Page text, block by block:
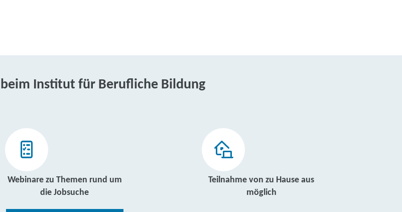
Institut für Berufliche Bildung
Webinare zu Themen rund um
die Jobsuche
Teilnahme von zu Hause aus
möglich